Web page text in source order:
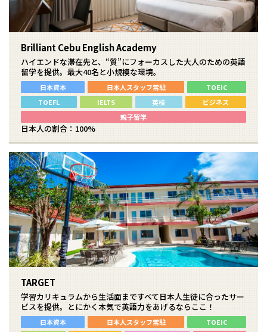
Brilliant Cebu English Academy
ハイエンドな滞在先と、“質”にフォーカスした大人のための英語
留学を提供。最大40名と小規模な環境。
日本資本 日本人スタッフ常駐
TOEIC
TOEFL
IELTS 英検
ビジネス
親子留学
日本人の割合：100%
TARGET
学習カリキュラムから生活面まですべて日本人生徒に合ったサー
ビスを提供。とにかく本気で英語力をあげるならここ！
日本資本 日本人スタッフ常駐
TOEIC